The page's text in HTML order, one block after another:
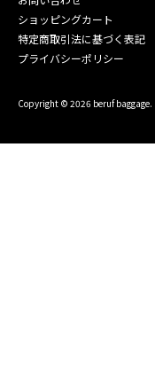
ショッピングカート
特定商取引法に基づく表記
プライバシーポリシー
Copyright © 2026 beruf baggage.